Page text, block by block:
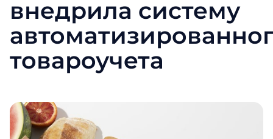
внедрила систему
товароучета